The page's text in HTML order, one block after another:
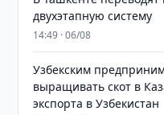
двухэтапную систему
14:49 · 06/08
Узбекским
выращивать скот в
экспорта в Узбекистан